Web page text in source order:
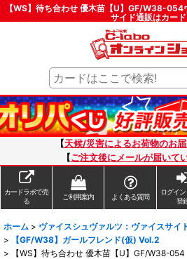
【WS】待ち合わせ 優木苗【U】GF/W38-054
サイド通販はカー
【天候/災害によるお荷物のお
【ご注文後にメールが届いて
カードラボで売
る
ご利用案内 よくある質問
ログイ
登
ホーム > ヴァイスシュヴァルツ：ヴァイスサイ
>
【GF/W38】ガールフレンド(仮) Vol.2
>
【WS】待ち合わせ 優木苗【U】GF/W38-054